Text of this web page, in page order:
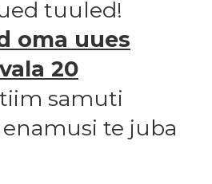
tuuled!
oma uues
20
samuti
te juba